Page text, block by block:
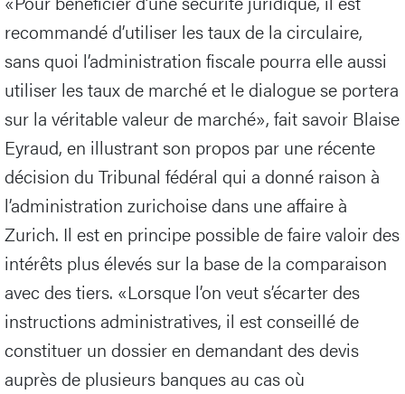
recommandé d’utiliser les taux de la circulaire,
sans quoi l’administration fiscale pourra elle aussi
utiliser les taux de marché et le dialogue se portera
sur la véritable valeur de marché», fait savoir Blaise
Eyraud, en illustrant son propos par une récente
décision du Tribunal fédéral qui a donné raison à
l’administration zurichoise dans une affaire à
Zurich. Il est en principe possible de faire valoir des
intérêts plus élevés sur la base de la comparaison
avec des tiers. «Lorsque l’on veut s’écarter des
instructions administratives, il est conseillé de
constituer un dossier en demandant des devis
auprès de plusieurs banques au cas où